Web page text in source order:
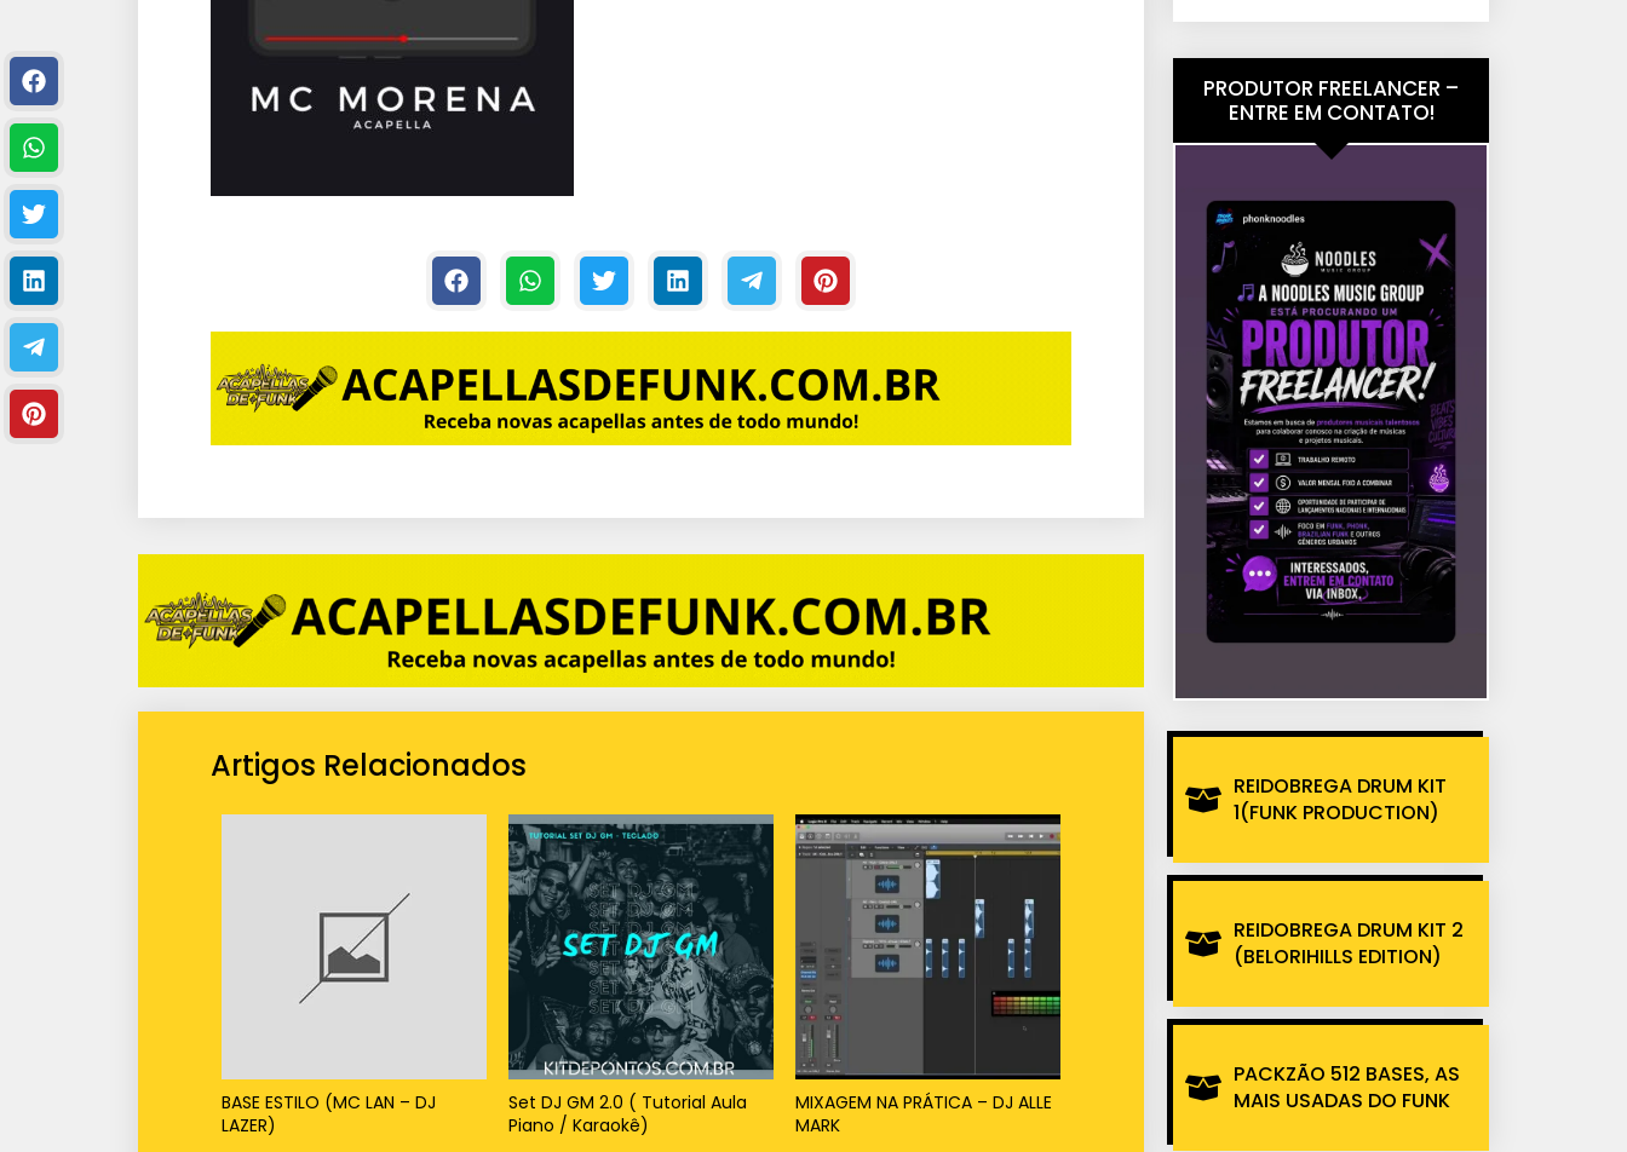
Artigos Relacionados
BASE ESTILO (MC LAN – DJ
LAZER)
Set DJ GM 2.0 ( Tutorial Aula
Piano / Karaokê)
MIXAGEM NA PRÁTICA – DJ ALLE
MARK
PRODUTOR FREELANCER –
ENTRE EM CONTATO!
REIDOBREGA DRUM KIT
1(FUNK PRODUCTION)
REIDOBREGA DRUM KIT 2
(BELORIHILLS EDITION)
PACKZÃO 512 BASES, AS
MAIS USADAS DO FUNK